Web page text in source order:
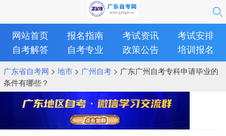
网站首页 报名指南 考试资讯
考试安排
自考解答
自考专业 政策公告 培训报名
广东省自考网 > 地市> 广州自考> 广东广州自考专科申请毕业的
条件有哪些？